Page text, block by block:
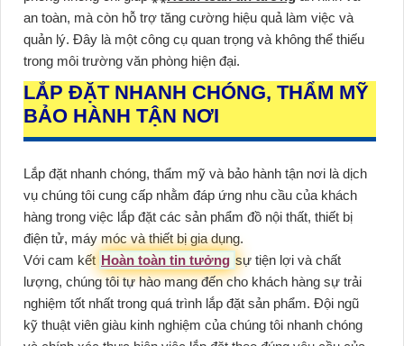
an toàn, mà còn hỗ trợ tăng cường hiệu quả làm việc và
quản lý. Đây là một công cụ quan trọng và không thể thiếu
trong môi trường văn phòng hiện đại.
LẮP ĐẶT NHANH CHÓNG, THẨM MỸ
BẢO HÀNH TẬN NƠI
Lắp đặt nhanh chóng, thẩm mỹ và bảo hành tận nơi là dịch
vụ chúng tôi cung cấp nhằm đáp ứng nhu cầu của khách
hàng trong việc lắp đặt các sản phẩm đồ nội thất, thiết bị
điện tử, máy móc và thiết bị gia dụng.
Với cam kết Hoàn toàn tin tưởng sự tiện lợi và chất
lượng, chúng tôi tự hào mang đến cho khách hàng sự trải
nghiệm tốt nhất trong quá trình lắp đặt sản phẩm. Đội ngũ
kỹ thuật viên giàu kinh nghiệm của chúng tôi nhanh chóng